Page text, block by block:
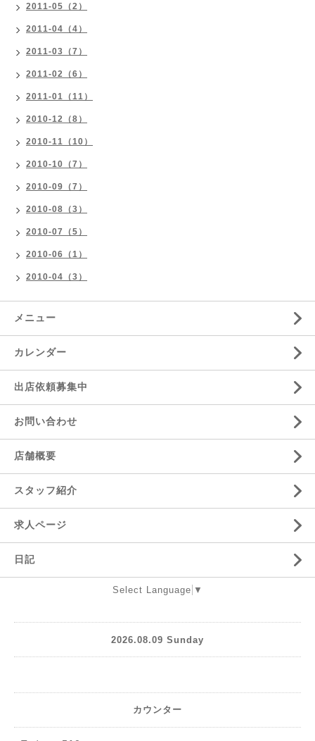
2011-05（2）
2011-04（4）
2011-03（7）
2011-02（6）
2011-01（11）
2010-12（8）
2010-11（10）
2010-10（7）
2010-09（7）
2010-08（3）
2010-07（5）
2010-06（1）
2010-04（3）
メニュー
カレンダー
出店依頼募集中
お問い合わせ
店舗概要
スタッフ紹介
求人ページ
日記
Select Language ▼
2026.08.09 Sunday
カウンター